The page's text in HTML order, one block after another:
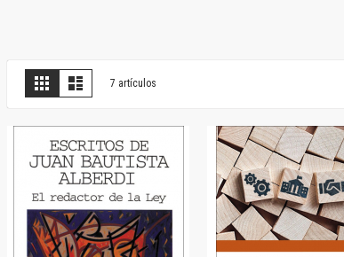
Géneros
Horizontes en las artes
La ideología argentina y latinoamericana
Las ciudades y las ideas
Serie Nuevas aproximaciones
Ver
como
Grilla Lista 7 artículos